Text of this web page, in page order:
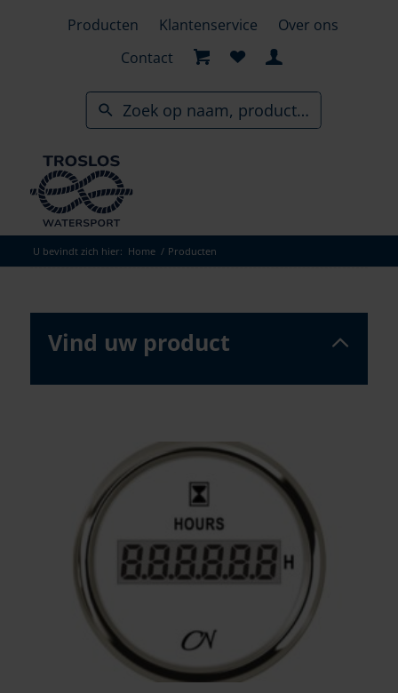
Producten Klantenservice
Over ons
Contact
U bevindt zich hier: Home / Producten
Vind uw product